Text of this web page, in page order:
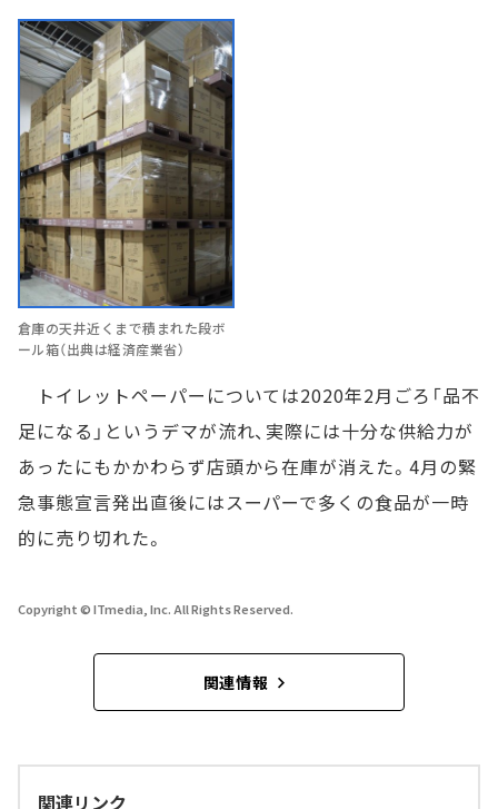
倉庫の天井近くまで積まれた段ボ
ール箱（出典は経済産業省）
トイレットペーパーについては2020年2月ごろ「品不
足になる」というデマが流れ、実際には十分な供給力が
あったにもかかわらず店頭から在庫が消えた。4月の緊
急事態宣言発出直後にはスーパーで多くの食品が一時
的に売り切れた。
Copyright © ITmedia, Inc. All Rights Reserved.
関連情報
関連リンク